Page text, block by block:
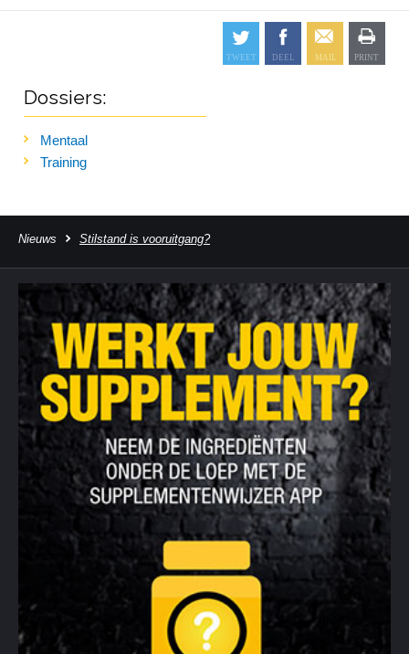
Dossiers:
Mentaal
Training
Nieuws Stilstand is vooruitgang?